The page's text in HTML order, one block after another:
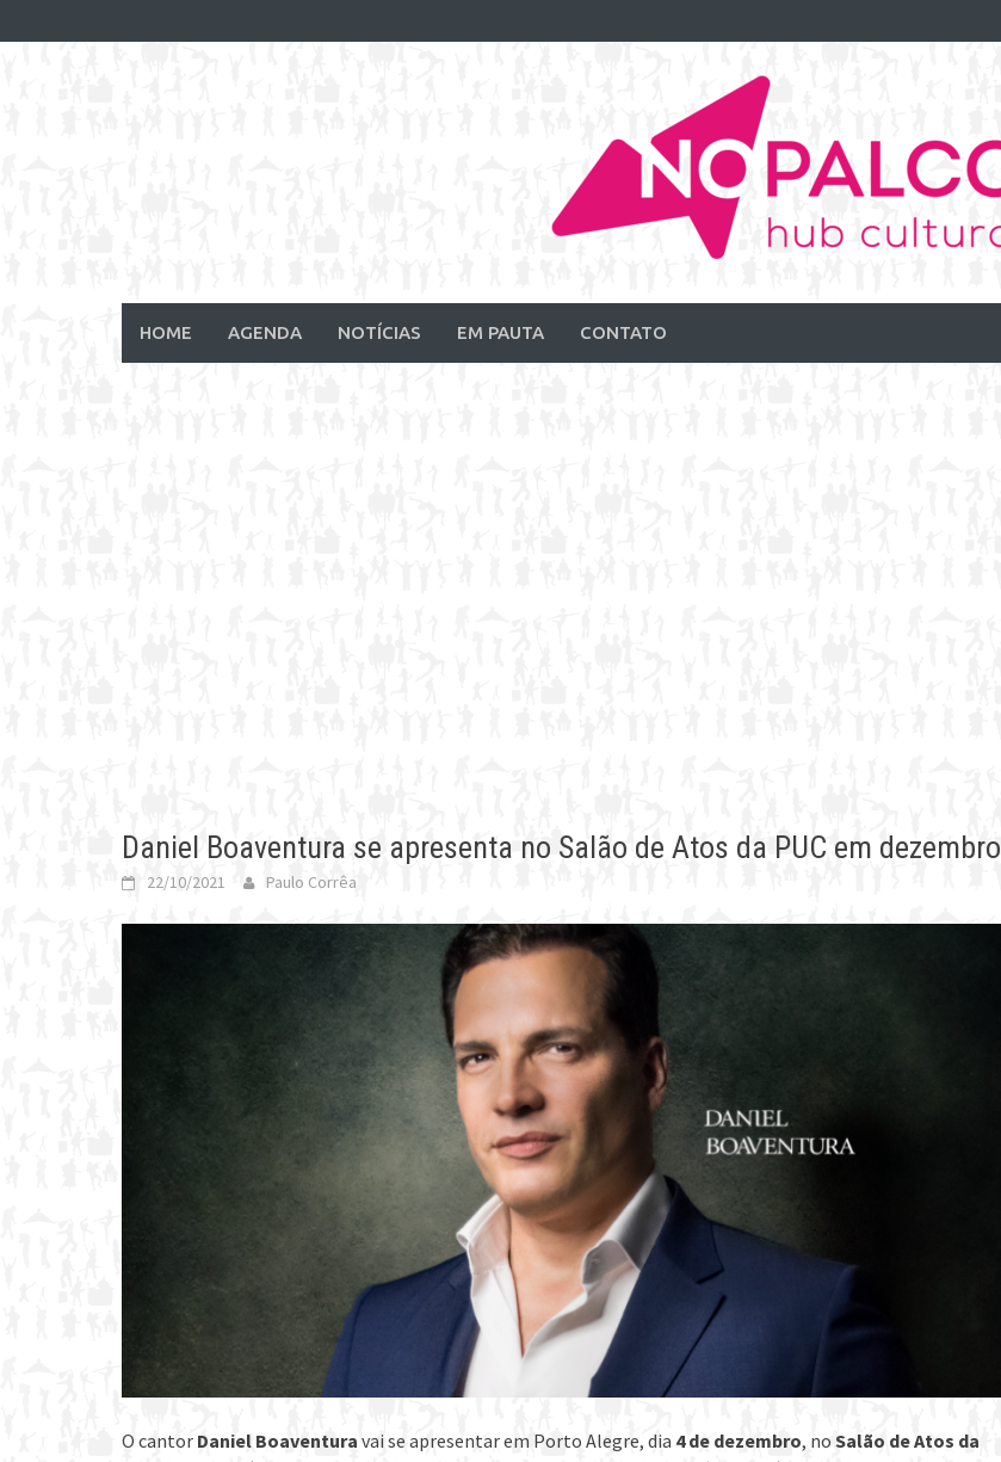
to
HOME AGENDA NOTÍCIAS EM PAUTA CONTATO
Daniel Boaventura se apresenta no Salão de Atos da PUC em dezembro
22/10/2021 Paulo Corrêa
O cantor Daniel Boaventura vai se apresentar em Porto Alegre, dia 4 de dezembro, no Salão de Atos da